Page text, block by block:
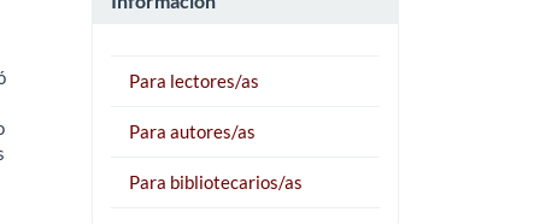
Para lectores/as
Para autores/as
Para bibliotecarios/as